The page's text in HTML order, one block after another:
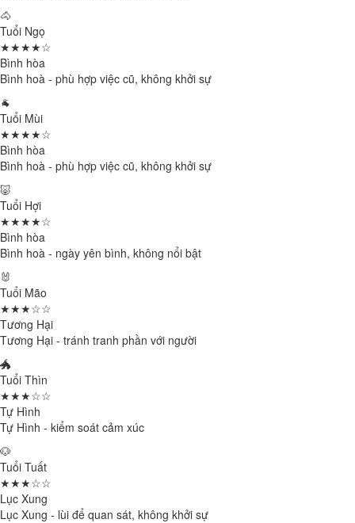
🐴
Tuổi Ngọ
★★★★☆
Bình hòa
Bình hoà - phù hợp việc cũ, không khởi sự
🐐
Tuổi Mùi
★★★★☆
Bình hòa
Bình hoà - phù hợp việc cũ, không khởi sự
🐷
Tuổi Hợi
★★★★☆
Bình hòa
Bình hoà - ngày yên bình, không nổi bật
🐰
Tuổi Mão
★★★☆☆
Tương Hại
Tương Hại - tránh tranh phần với người
🐲
Tuổi Thìn
★★★☆☆
Tự Hình
Tự Hình - kiểm soát cảm xúc
🐶
Tuổi Tuất
★★★☆☆
Lục Xung
Lục Xung - lùi để quan sát, không khởi sự